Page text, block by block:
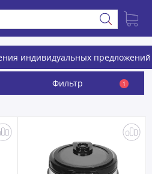
индивидуальных предложений
Фильтр 1